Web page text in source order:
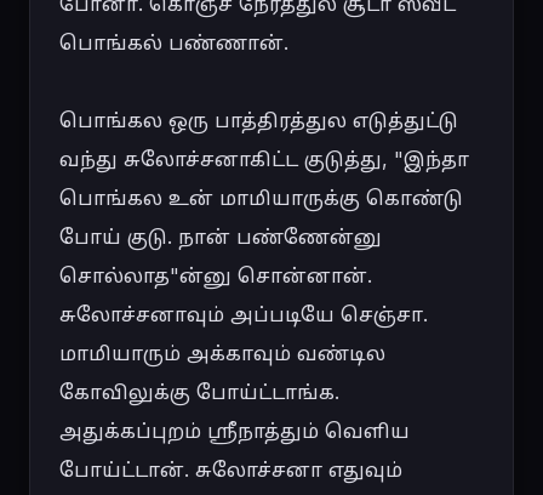
பொங்கல் பண்ணான்.
பொங்கல ஒரு பாத்திரத்துல எடுத்துட்டு
வந்து சுலோச்சனாகிட்ட குடுத்து, "இந்தா
பொங்கல உன் மாமியாருக்கு கொண்டு
போய் குடு. நான் பண்ணேன்னு
சொல்லாத"ன்னு சொன்னான்.
சுலோச்சனாவும் அப்படியே செஞ்சா.
மாமியாரும் அக்காவும் வண்டில
கோவிலுக்கு போய்ட்டாங்க.
அதுக்கப்புறம் ஸ்ரீநாத்தும் வெளிய
போய்ட்டான். சுலோச்சனா எதுவும்